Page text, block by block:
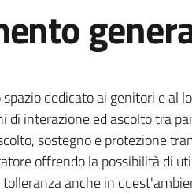
dedicato ai genitori e al
di interazione ed ascolto tra
sostegno e protezione
offrendo la possibilità di
anche in